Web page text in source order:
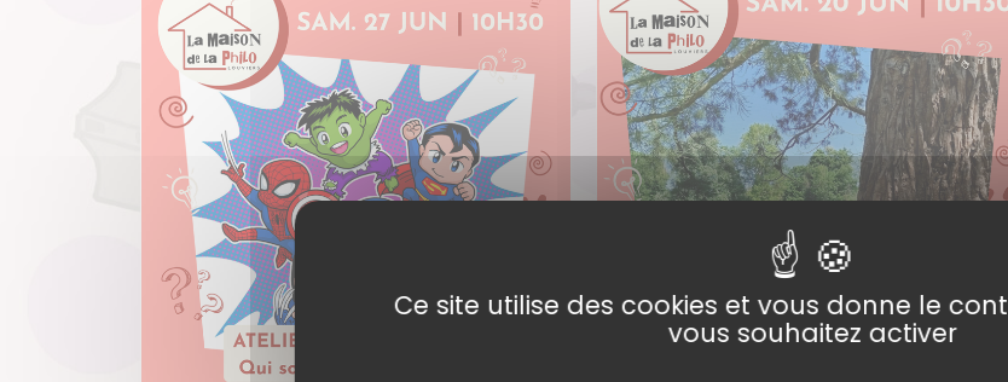
Ce site utilise des cookies et vous donne le
vous souhaitez activer